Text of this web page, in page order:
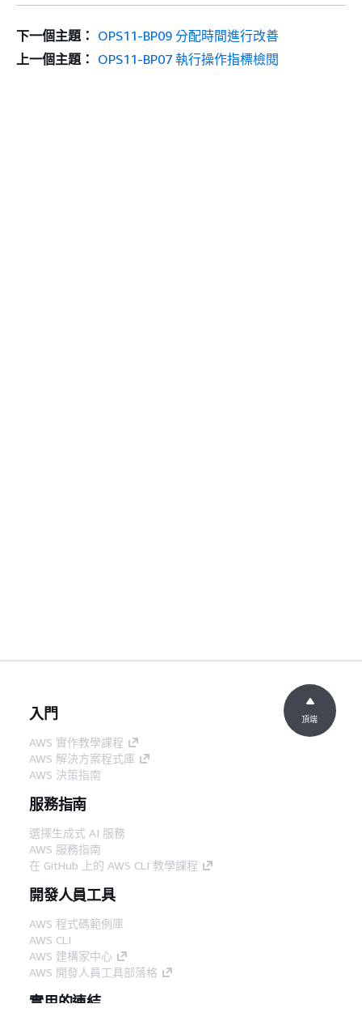
下一個主題： OPS11-BP09 分配時間進行改善
上一個主題： OPS11-BP07 執行操作指標檢閱
入門
AWS 實作教學課程
AWS 解決方案程式庫
AWS 決策指南
服務指南
選擇生成式 AI 服務
AWS 服務指南
在 GitHub 上的 AWS CLI 教學課程
開發人員工具
AWS 程式碼範例庫
AWS CLI
AWS 建構家中心
AWS 開發人員工具部落格
實用的連結
頂端